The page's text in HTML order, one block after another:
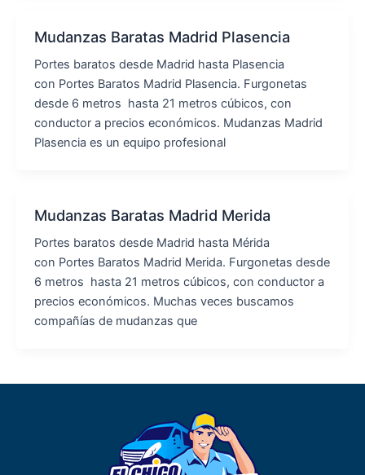
Mudanzas Baratas Madrid Plasencia
Portes baratos desde Madrid hasta Plasencia
con Portes Baratos Madrid Plasencia. Furgonetas
desde 6 metros hasta 21 metros cúbicos, con
conductor a precios económicos. Mudanzas Madrid
Plasencia es un equipo profesional
Mudanzas Baratas Madrid Merida
Portes baratos desde Madrid hasta Mérida
con Portes Baratos Madrid Merida. Furgonetas desde
6 metros hasta 21 metros cúbicos, con conductor a
precios económicos. Muchas veces buscamos
compañías de mudanzas que